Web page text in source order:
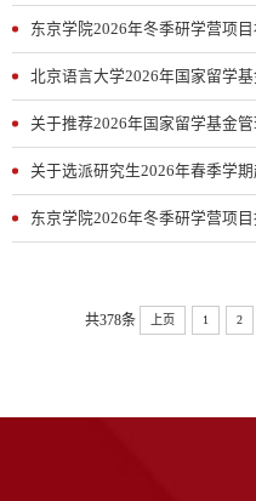
东京学院2026年冬季研学营项目
北京语言大学2026年国家留学基金管理委员会中俄政府奖
关于推荐2026年国家留学基金管理委员会中俄政
关于选派研究生2026年春季学
东京学院2026年冬季研学营项目
共378条 上页 1 2